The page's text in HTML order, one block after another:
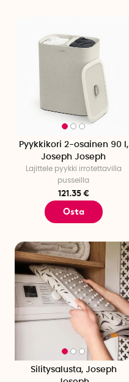
Pyykkikori 2-osainen 90 l,
Joseph Joseph
Lajittele pyykki irrotettavilla
pusseilla
121.35 €
Osta
Silitysalusta, Joseph